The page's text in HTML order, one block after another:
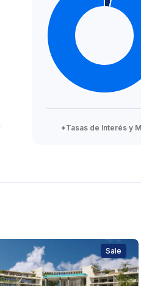
*Tasas de Interés y
Sale